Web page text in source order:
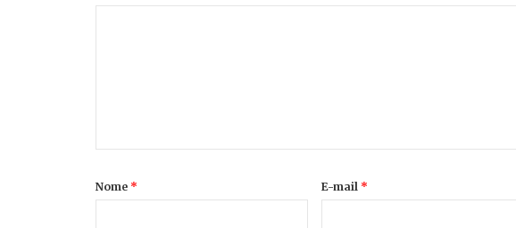
Nome * E-mail *